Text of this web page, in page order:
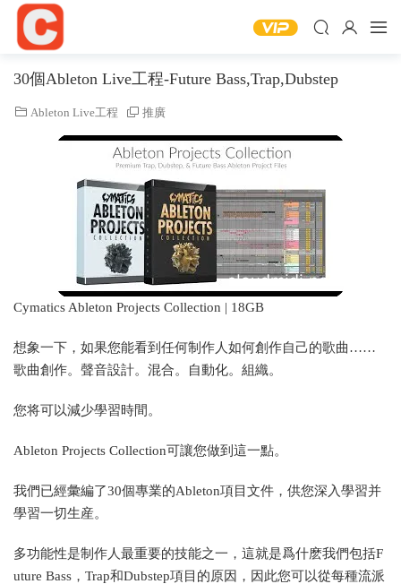
30個Ableton Live工程-Future Bass,Trap,Dubstep
Ableton Live工程 推廣
Cymatics Ableton Projects Collection | 18GB
想象一下，如果您能看到任何制作人如何創作自己的歌曲……
歌曲創作。聲音設計。混合。自動化。組織。
您将可以減少學習時間。
Ableton Projects Collection可讓您做到這一點。
我們已經彙編了30個專業的Ableton項目文件，供您深入學習并
學習一切生産。
多功能性是制作人最重要的技能之一，這就是爲什麽我們包括F
uture Bass，Trap和Dubstep項目的原因，因此您可以從每種流派